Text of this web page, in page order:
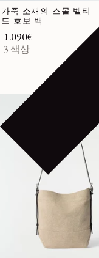
가죽 소재의 스몰 벨티
드 호보 백
정가
1.090€
3 색상